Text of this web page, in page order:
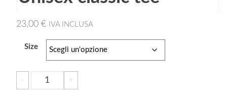
23,00 € IVA INCLUSA
Size
-
Unisex
classic
+